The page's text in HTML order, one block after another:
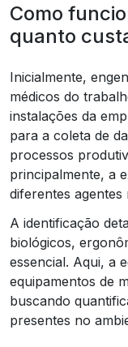
Como
quanto
Inicialmente,
médicos do
instalações da
para a coleta de
processos
principalmente, a
diferentes agentes
A identificação
biológicos,
essencial. Aqui, a
equipamentos de
buscando
presentes no